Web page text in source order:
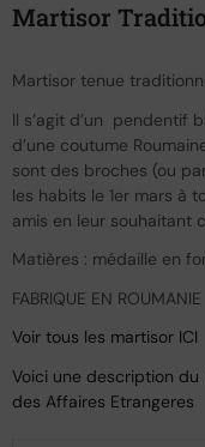
Martisor
Martisor tenue
Il s’agit d’un pendentif
d’une coutume
sont des broches (ou
les habits le 1er mars à
amis en leur souhaitant
Matières : médaille en
FABRIQUE EN ROUMANIE
Voir tous les martisor ICI
Voici une description du
des Affaires Etrangeres